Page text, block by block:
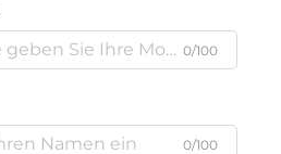
0/100
0/100